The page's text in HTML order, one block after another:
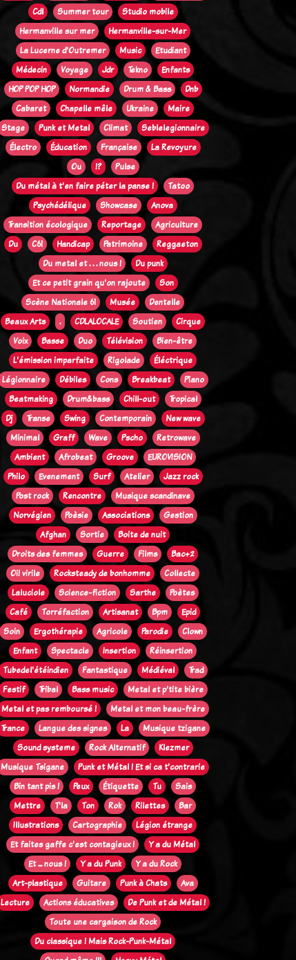
Cdl
Summer tour
Studio mobile
Hermanville sur mer
Hermanville-sur-Mer
La Lucerne d'Outremer
Music
Etudiant
Médecin
Voyage Jdr Tekno
Enfants
HOP POP HOP
Normandie Drum & Bass
Dnb
Cabaret
Chapelle mêle Ukraine
Maire
Stage
Punk et Metal Climat
Seblelegionnaire
Électro
Éducation Française
La Revoyure
Ou
!?
Pulse
Du métal à t'en faire péter la panse !
Tatoo
Psychédélique
Showcase
Anova
Transition écologique
Reportage
Agriculture
Du
C61 Handicap Patrimoine
Reggaeton
Du metal et . . . nous !
Du punk
Et ce petit grain qu'on rajoute
Son
Scène Nationale 61
Musée
Dentelle
Beaux Arts
. CDLALOCALE Soutien
Cirque
Voix
Basse Duo Télévision
Bien-être
L'émission imparfaite
Rigolade
Éléctrique
Légionnaire
Débiles Cons Breakbeat
Piano
Beatmaking
Drum&bass Chill-out
Tropical
Dj
Transe Swing Contemporain
New wave
Minimal
Graff Wave Pscho
Retrowave
Ambient
Afrobeat Groove
EUROVISION
Philo
Evenement Surf Atelier
Jazz rock
Post rock
Rencontre
Musique scandinave
Norvégien
Poèsie Associations
Gestion
Afghan
Sortie
Boite de nuit
Droits des femmes
Guerre Films
Bac+2
Oi! virile
Rocksteady de bonhomme
Collecte
Laluciole
Science-fiction Sarthe
Poètes
Café
Torréfaction Artisanat Bpm
Epid
Soin
Ergothérapie Agricole Parodie
Clown
Enfant
Spectacle Insertion
Réinsertion
Tubedel'étéindien
Fantastique Médiéval
Trad
Festif
Tribal Bass music
Metal et p'tite bière
Metal et pas remboursé !
Metal et mon beau-frère
Trance
Langue des signes La
Musique tzigane
Sound systeme
Rock Alternatif
Klezmer
Musique Tsigane
Punk et Métal ! Et si ca t'contrarie
Bin tant pis !
Peux Étiquette Tu
Sais
Mettre
T'la Ton Rok Rilettes
Bar
Illustrations
Cartographie
Légion étrange
Et faites gaffe c'est contagieux !
Y a du Métal
Et ... nous !
Y a du Punk
Y a du Rock
Art-plastique
Guitare Punk à Chats
Ava
Lecture
Actions éducatives
De Punk et de Métal !
Toute une cargaison de Rock
Du classique ! Mais Rock-Punk-Métal